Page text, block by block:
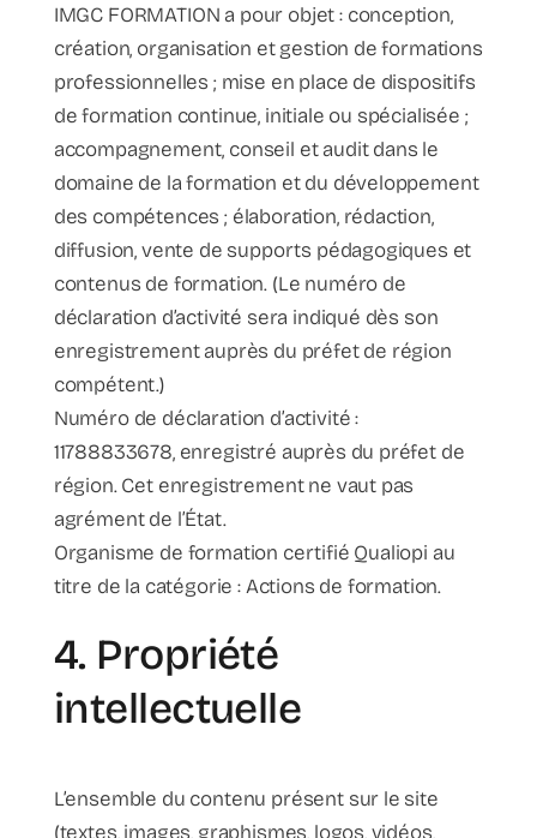
IMGC FORMATION a pour objet : conception,
création, organisation et gestion de formations
professionnelles ; mise en place de dispositifs
de formation continue, initiale ou spécialisée ;
accompagnement, conseil et audit dans le
domaine de la formation et du développement
des compétences ; élaboration, rédaction,
diffusion, vente de supports pédagogiques et
contenus de formation. (Le numéro de
déclaration d’activité sera indiqué dès son
enregistrement auprès du préfet de région
compétent.)
Numéro de déclaration d’activité :
11788833678, enregistré auprès du préfet de
région. Cet enregistrement ne vaut pas
agrément de l’État.
Organisme de formation certifié Qualiopi au
titre de la catégorie : Actions de formation.
4. Propriété
intellectuelle
L’ensemble du contenu présent sur le site
(textes, images, graphismes, logos, vidéos,